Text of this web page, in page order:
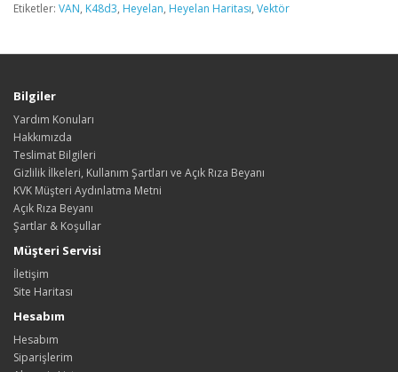
Etiketler: VAN, K48d3, Heyelan, Heyelan Haritası, Vektör
Bilgiler
Yardım Konuları
Hakkımızda
Teslimat Bilgileri
Gizlilik İlkeleri, Kullanım Şartları ve Açık Rıza Beyanı
KVK Müşteri Aydınlatma Metni
Açık Rıza Beyanı
Şartlar & Koşullar
Müşteri Servisi
İletişim
Site Haritası
Hesabım
Hesabım
Siparişlerim